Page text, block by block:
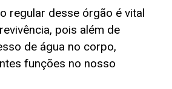
regular desse órgão é vital
pois além de
de água no corpo,
funções no nosso